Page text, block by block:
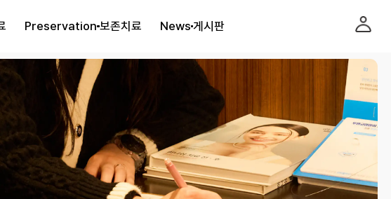
Preservation 보존치료 News 게시판